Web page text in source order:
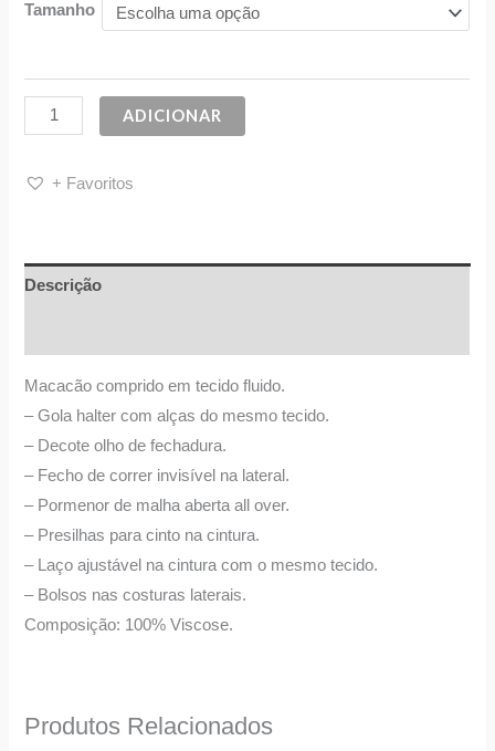
Tamanho
ADICIONAR
+ Favoritos
Descrição
Macacão comprido em tecido fluido.
– Gola halter com alças do mesmo tecido.
– Decote olho de fechadura.
– Fecho de correr invisível na lateral.
– Pormenor de malha aberta all over.
– Presilhas para cinto na cintura.
– Laço ajustável na cintura com o mesmo tecido.
– Bolsos nas costuras laterais.
Composição: 100% Viscose.
Produtos Relacionados